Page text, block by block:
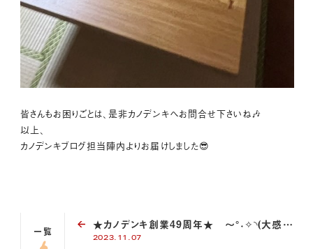
皆さんもお困りごとは、是非カノデンキへお問合せ下さいね🎶
以上、
カノデンキブログ担当陣内よりお届けしました😎
一覧 ★カノデンキ創業49周年★ ～°˖✧◝(大感謝祭)◜✧˖° ～
2023.11.07